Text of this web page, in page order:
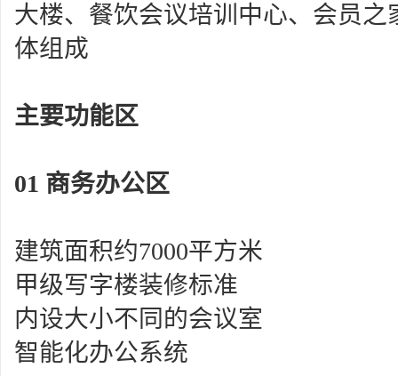
大楼、餐饮会议培训中心、会员
体组成
主要功能区
01 商务办公区
建筑面积约7000平方米
甲级写字楼装修标准
内设大小不同的会议室
智能化办公系统